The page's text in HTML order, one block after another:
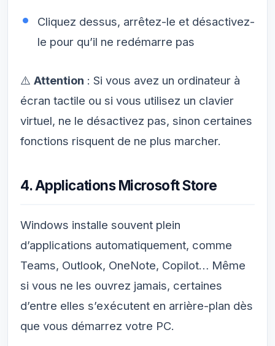
Cliquez dessus, arrêtez-le et désactivez-
le pour qu’il ne redémarre pas
⚠️ Attention : Si vous avez un ordinateur à
écran tactile ou si vous utilisez un clavier
virtuel, ne le désactivez pas, sinon certaines
fonctions risquent de ne plus marcher.
4. Applications Microsoft Store
Windows installe souvent plein
d’applications automatiquement, comme
Teams, Outlook, OneNote, Copilot… Même
si vous ne les ouvrez jamais, certaines
d’entre elles s’exécutent en arrière-plan dès
que vous démarrez votre PC.